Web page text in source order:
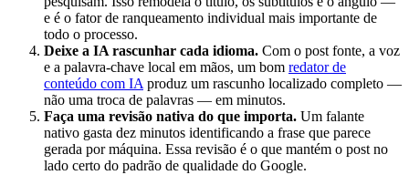
e é o fator de ranqueamento individual mais importante de
todo o processo.
Deixe a IA rascunhar cada idioma. Com o post fonte, a voz
e a palavra-chave local em mãos, um bom redator de
conteúdo com IA produz um rascunho localizado completo —
não uma troca de palavras — em minutos.
Faça uma revisão nativa do que importa. Um falante
nativo gasta dez minutos identificando a frase que parece
gerada por máquina. Essa revisão é o que mantém o post no
lado certo do padrão de qualidade do Google.